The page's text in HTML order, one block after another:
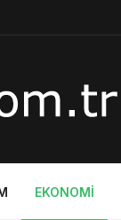
EKONOMI